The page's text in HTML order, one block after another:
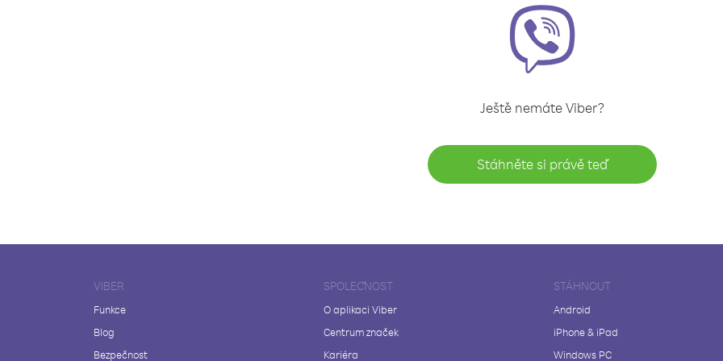
Ještě nemáte Viber?
Stáhněte si právě teď
VIBER
Funkce
Blog
Bezpečnost
SPOLEČNOST
O aplikaci Viber
Centrum značek
Kariéra
STÁHNOUT
Android
iPhone & iPad
Windows PC